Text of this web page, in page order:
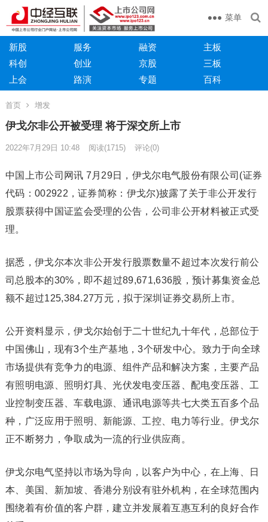
菜单
新股 服务 融资
主板
科创
创业 京股
三板
上会
路演 专题 百科
首页 增发
伊戈尔非公开被受理 将于深交所上市
2022年7月29日 10:48 阅读(1715) 评论(0)
中国上市公司网讯 7月29日，伊戈尔电气股份有限公司(证券
代码：002922，证券简称：伊戈尔)披露了关于非公开发行
股票获得中国证监会受理的公告，公司非公开材料被正式受
理。
据悉，伊戈尔本次非公开发行股票数量不超过本次发行前公
司总股本的30%，即不超过89,671,636股，预计募集资金总
额不超过125,384.27万元，拟于深圳证券交易所上市。
公开资料显示，伊戈尔始创于二十世纪九十年代，总部位于
中国佛山，现有3个生产基地，3个研发中心。致力于向全球
市场提供有竞争力的电源、组件产品和解决方案，主要产品
有照明电源、照明灯具、光伏发电变压器、配电变压器、工
业控制变压器、车载电源、通讯电源等共七大类五百多个品
种，广泛应用于照明、新能源、工控、电力等行业。伊戈尔
正不断努力，争取成为一流的行业供应商。
伊戈尔电气坚持以市场为导向，以客户为中心，在上海、日
本、美国、新加坡、香港分别设有驻外机构，在全球范围内
围绕着有价值的客户群，建立并发展着互惠互利的良好合作